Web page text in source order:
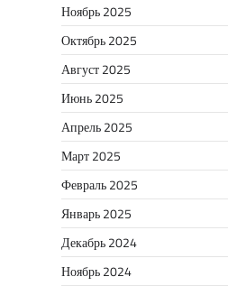
Ноябрь 2025
Октябрь 2025
Август 2025
Июнь 2025
Апрель 2025
Март 2025
Февраль 2025
Январь 2025
Декабрь 2024
Ноябрь 2024